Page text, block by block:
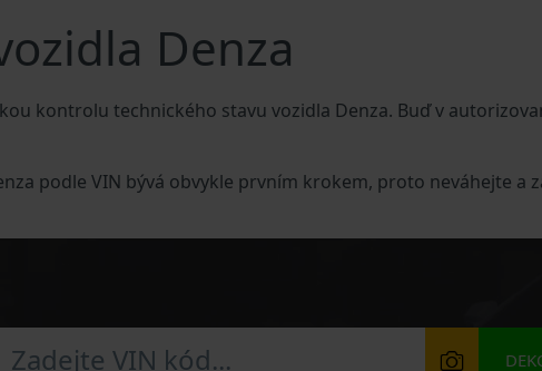
Denza
kontrolu technického stavu vozidla Denza. Buď v
podle VIN bývá obvykle prvním krokem, proto neváhejte a